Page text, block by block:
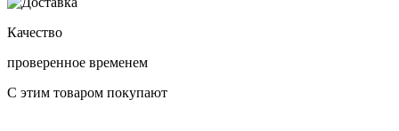
Качество
проверенное временем
С этим товаром покупают